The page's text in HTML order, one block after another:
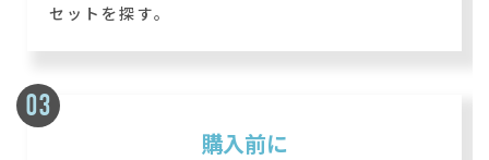
セットを探す。
購入前に